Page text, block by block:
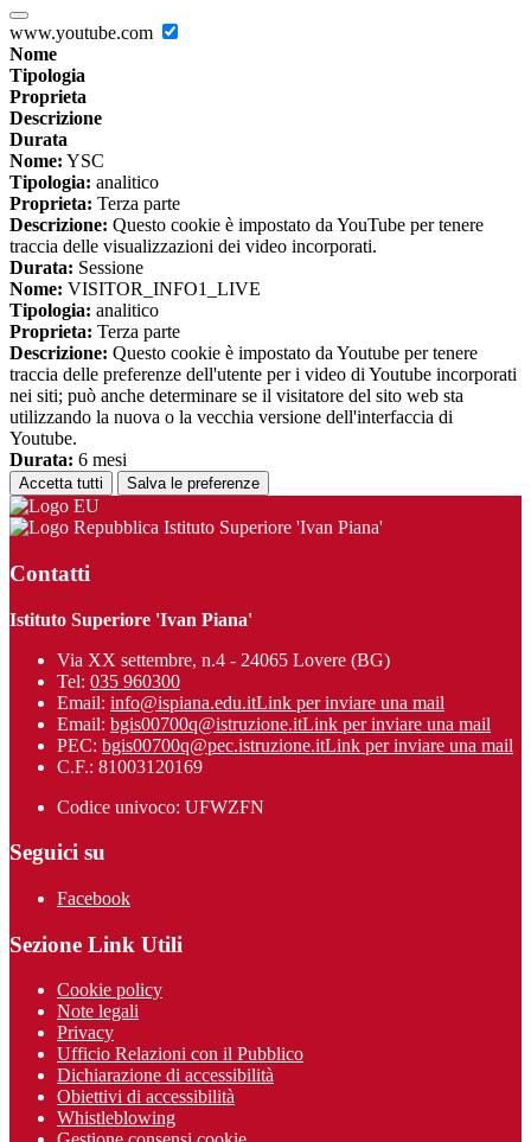
www.youtube.com
Nome
Tipologia
Proprieta
Descrizione
Durata
Nome: YSC
Tipologia: analitico
Proprieta: Terza parte
Descrizione: Questo cookie è impostato da YouTube per tenere
traccia delle visualizzazioni dei video incorporati.
Durata: Sessione
Nome: VISITOR_INFO1_LIVE
Tipologia: analitico
Proprieta: Terza parte
Descrizione: Questo cookie è impostato da Youtube per tenere
traccia delle preferenze dell'utente per i video di Youtube incorporati
nei siti; può anche determinare se il visitatore del sito web sta
utilizzando la nuova o la vecchia versione dell'interfaccia di
Youtube.
Durata: 6 mesi
Accetta tutti Salva le preferenze
Istituto Superiore 'Ivan Piana'
Contatti
Istituto Superiore 'Ivan Piana'
Via XX settembre, n.4 - 24065 Lovere (BG)
Tel: 035 960300
Email: info@ispiana.edu.itLink per inviare una mail
Email: bgis00700q@istruzione.itLink per inviare una mail
PEC: bgis00700q@pec.istruzione.itLink per inviare una mail
C.F.: 81003120169
Codice univoco: UFWZFN
Seguici su
Facebook
Sezione Link Utili
Cookie policy
Note legali
Privacy
Ufficio Relazioni con il Pubblico
Dichiarazione di accessibilità
Obiettivi di accessibilità
Whistleblowing